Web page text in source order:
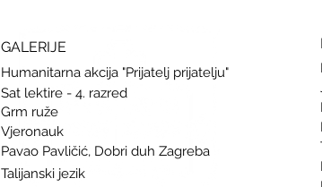
GALERIJE
Humanitarna akcija "Prijatelj prijatelju"
Sat lektire - 4. razred
Grm ruže
Vjeronauk
Pavao Pavličić, Dobri duh Zagreba
Talijanski jezik